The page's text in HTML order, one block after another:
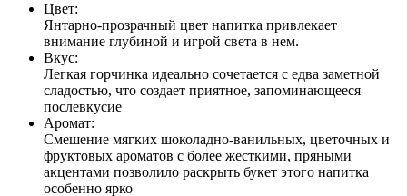
Цвет:
Янтарно-прозрачный цвет напитка привлекает
внимание глубиной и игрой света в нем.
Вкус:
Легкая горчинка идеально сочетается с едва заметной
сладостью, что создает приятное, запоминающееся
послевкусие
Аромат:
Смешение мягких шоколадно-ванильных, цветочных и
фруктовых ароматов с более жесткими, пряными
акцентами позволило раскрыть букет этого напитка
особенно ярко